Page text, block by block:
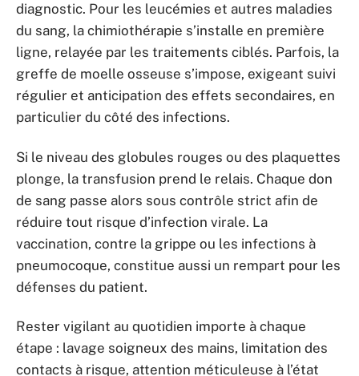
diagnostic. Pour les leucémies et autres maladies
du sang, la chimiothérapie s’installe en première
ligne, relayée par les traitements ciblés. Parfois, la
greffe de moelle osseuse s’impose, exigeant suivi
régulier et anticipation des effets secondaires, en
particulier du côté des infections.
Si le niveau des globules rouges ou des plaquettes
plonge, la transfusion prend le relais. Chaque don
de sang passe alors sous contrôle strict afin de
réduire tout risque d’infection virale. La
vaccination, contre la grippe ou les infections à
pneumocoque, constitue aussi un rempart pour les
défenses du patient.
Rester vigilant au quotidien importe à chaque
étape : lavage soigneux des mains, limitation des
contacts à risque, attention méticuleuse à l’état